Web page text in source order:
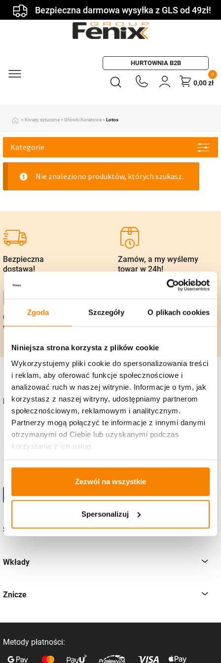
Zgoda Szczegóły O plikach cookies
Niniejsza strona korzysta z plików cookie
Wykorzystujemy pliki cookie do spersonalizowania treści
i reklam, aby oferować funkcje społecznościowe i
analizować ruch w naszej witrynie. Informacje o tym, jak
korzystasz z naszej witryny, udostępniamy partnerom
społecznościowym, reklamowym i analitycznym.
Partnerzy mogą połączyć te informacje z innymi danymi
otrzymanymi od Ciebie lub uzyskanymi podczas
korzystania z ich usług.
Zezwól na wszystkie
Spersonalizuj
Bezpieczna darmowa wysyłka z GLS od 49zł!
HURTOWNIA B2B
0
0,00zł
» Kwiaty sztuczne » Główki Kwiatowe » Lotos
Nie znaleziono produktów, których szukasz.
Kategorie
Bezpieczna
dostawa!
Zamów, a my wyślemy
towar w 24h!
Gwarancja zwrotu
w 14 dni
Polska firma, 25 lat
Kontakt
+48 736 919 922
sklep@zniczefenix.pl
Sklep
Wkłady
Znicze
Metody płatności: